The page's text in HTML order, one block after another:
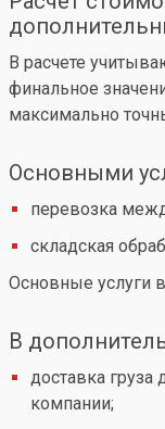
В расчете
финальное
максимально
Основными
перевозка
складская
Основные услуги
В
доставка груза
компании;